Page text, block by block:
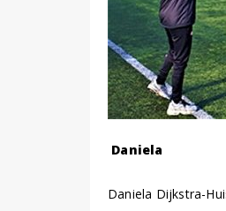
Daniela
Daniela Dijkstra-